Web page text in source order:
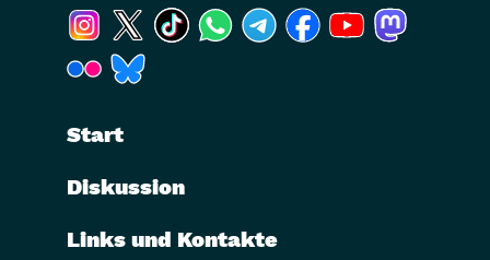
(Link öffnet ein neues Fenster)
(Link öffnet ein neues Fenster)
(Link öffnet ein neues Fenster)
(Link öffnet ein neues Fenster)
(Link öffnet ein neues Fenster)
(Link öffnet ein neues
(Link öffnet ein
(Link öffnet ein neues Fenster)
Start
Diskussion
Links und Kontakte